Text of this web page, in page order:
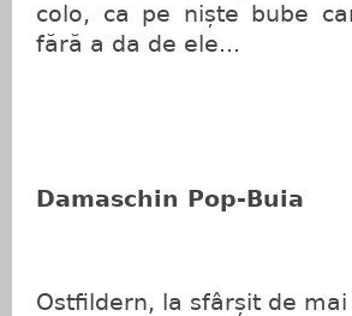
colo, ca pe niște bube
fără a da de ele...
Damaschin Pop-Buia
Ostfildern, la sfârșit de mai